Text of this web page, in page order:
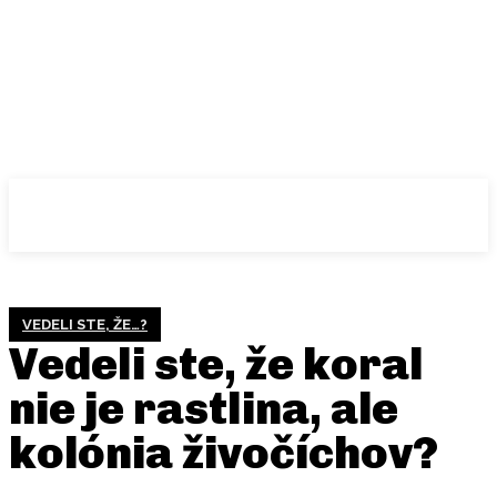
VEDELI STE, ŽE…?
Vedeli ste, že koral
nie je rastlina, ale
kolónia živočíchov?